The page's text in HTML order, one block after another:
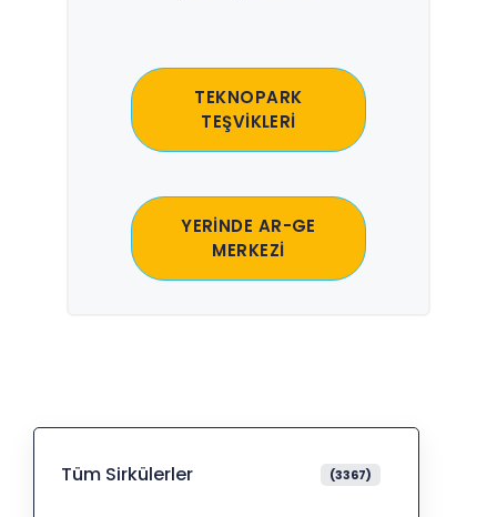
TEKNOPARK
TEŞVİKLERİ
YERİNDE AR-GE
MERKEZİ
Tüm Sirkülerler (3367)